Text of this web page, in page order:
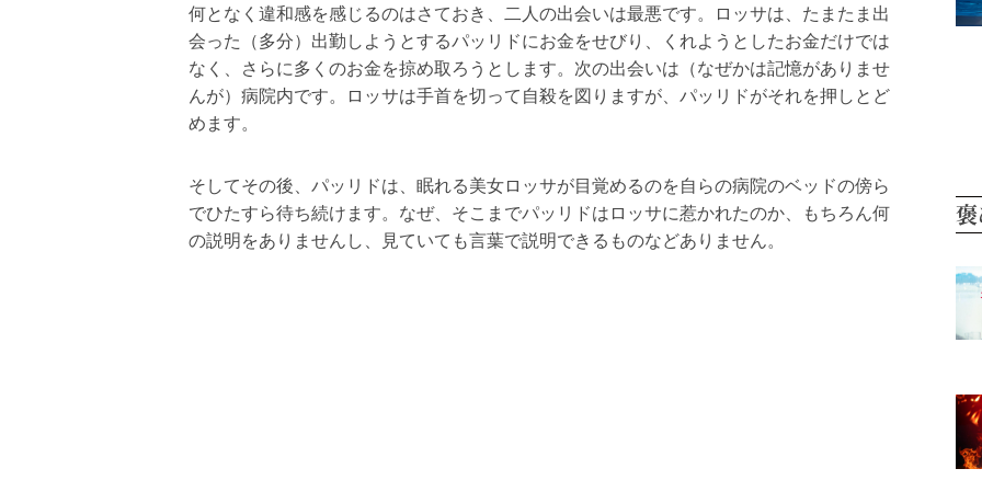
何となく違和感を感じるのはさておき、二人の出会いは最悪です。ロッサは、たまたま出
会った（多分）出勤しようとするパッリドにお金をせびり、くれようとしたお金だけでは
なく、さらに多くのお金を掠め取ろうとします。次の出会いは（なぜかは記憶がありませ
んが）病院内です。ロッサは手首を切って自殺を図りますが、パッリドがそれを押しとど
めます。
そしてその後、パッリドは、眠れる美女ロッサが目覚めるのを自らの病院のベッドの傍ら
でひたすら待ち続けます。なぜ、そこまでパッリドはロッサに惹かれたのか、もちろん何
の説明をありませんし、見ていても言葉で説明できるものなどありません。